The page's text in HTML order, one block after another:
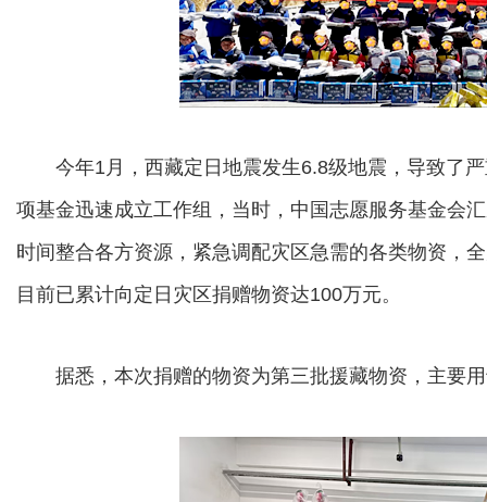
今年1月，西藏定日地震发生6.8级地震，导致了严
项基金迅速成立工作组，当时，中国志愿服务基金会
时间整合各方资源，紧急调配灾区急需的各类物资，
目前已累计向定日灾区捐赠物资达100万元。
据悉，本次捐赠的物资为第三批援藏物资，主要用